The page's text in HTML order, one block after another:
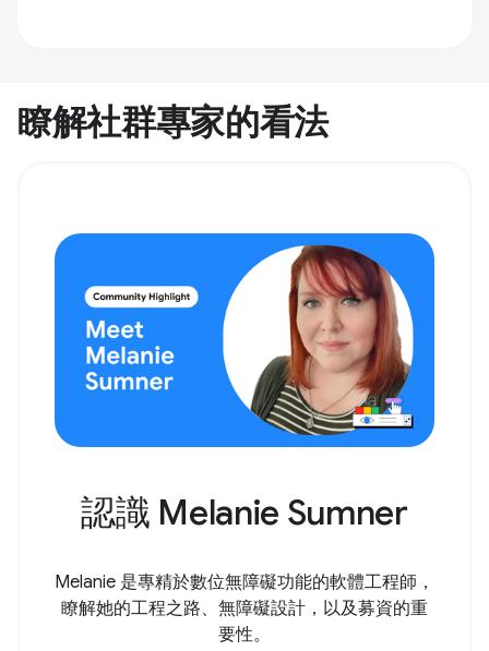
瞭解社群專家的看法
認識 Melanie Sumner
Melanie 是專精於數位無障礙功能的軟體工程師，
瞭解她的工程之路、無障礙設計，以及募資的重
要性。